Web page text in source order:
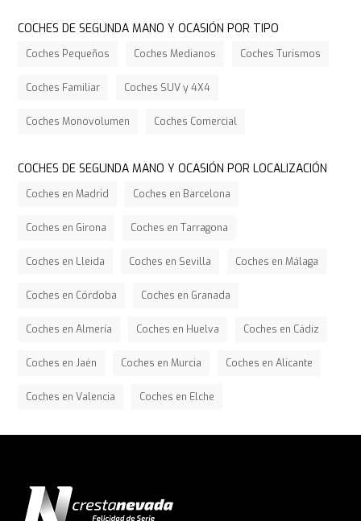
COCHES DE SEGUNDA MANO Y OCASIÓN POR TIPO
Coches Pequeños Coches Medianos Coches Turismos
Coches Familiar Coches SUV y 4X4
Coches Monovolumen Coches Comercial
COCHES DE SEGUNDA MANO Y OCASIÓN POR LOCALIZACIÓN
Coches en Madrid Coches en Barcelona
Coches en Girona Coches en Tarragona
Coches en Lleida Coches en Sevilla Coches en Málaga
Coches en Córdoba Coches en Granada
Coches en Almería Coches en Huelva Coches en Cádiz
Coches en Jaén Coches en Murcia Coches en Alicante
Coches en Valencia Coches en Elche